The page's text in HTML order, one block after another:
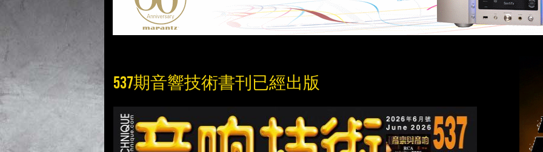
537期音響技術書刊已經出版